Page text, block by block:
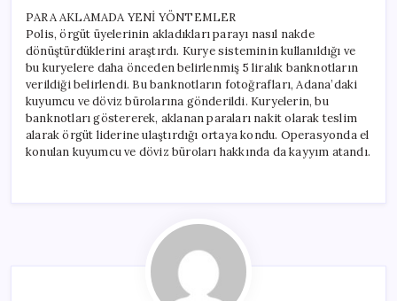
PARA AKLAMADA YENİ YÖNTEMLER
Polis, örgüt üyelerinin akladıkları parayı nasıl nakde
dönüştürdüklerini araştırdı. Kurye sisteminin kullanıldığı ve
bu kuryelere daha önceden belirlenmiş 5 liralık banknotların
verildiği belirlendi. Bu banknotların fotoğrafları, Adana’daki
kuyumcu ve döviz bürolarına gönderildi. Kuryelerin, bu
banknotları göstererek, aklanan paraları nakit olarak teslim
alarak örgüt liderine ulaştırdığı ortaya kondu. Operasyonda el
konulan kuyumcu ve döviz büroları hakkında da kayyım atandı.